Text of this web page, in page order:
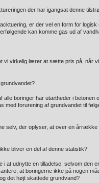
der har igangsat denne
er der vel en form for logisk
kan komme gas ud af
vi virkelig lærer at sætte pris på, når vi
alle boringer har utætheder i betonen
med forurening af grundvandet til
selv, der oplyser, at over en årrække
bliver en del af denne statistik?
i at udnytte en tilladelse, selvom den
at boringerne ikke på nogen
det højt skattede grundvand?